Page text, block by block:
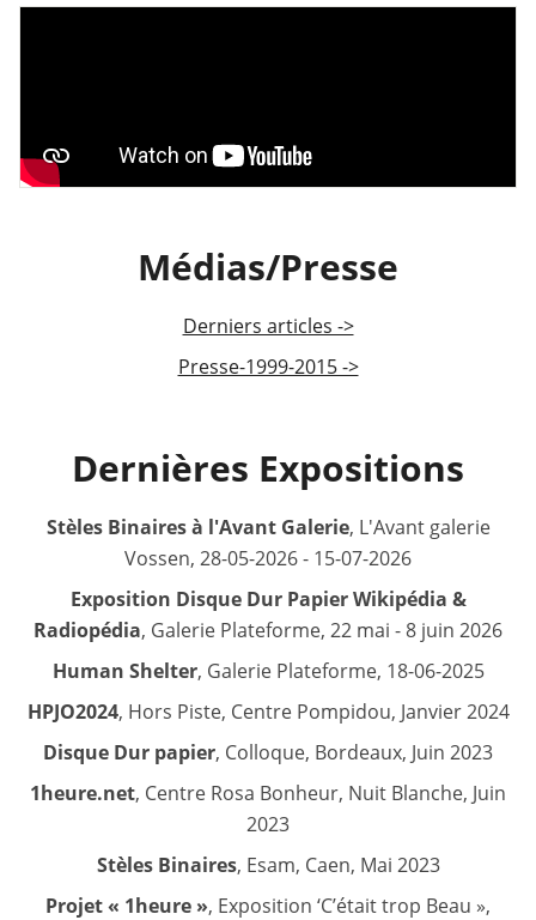
Médias/Presse
Derniers articles ->
Presse-1999-2015 ->
Dernières Expositions
Stèles Binaires à l'Avant Galerie, L'Avant galerie
Vossen, 28-05-2026 - 15-07-2026
Exposition Disque Dur Papier Wikipédia &
Radiopédia, Galerie Plateforme, 22 mai - 8 juin 2026
Human Shelter, Galerie Plateforme, 18-06-2025
HPJO2024, Hors Piste, Centre Pompidou, Janvier 2024
Disque Dur papier, Colloque, Bordeaux, Juin 2023
1heure.net, Centre Rosa Bonheur, Nuit Blanche, Juin
2023
Stèles Binaires, Esam, Caen, Mai 2023
Projet « 1heure », Exposition ‘C’était trop Beau »,